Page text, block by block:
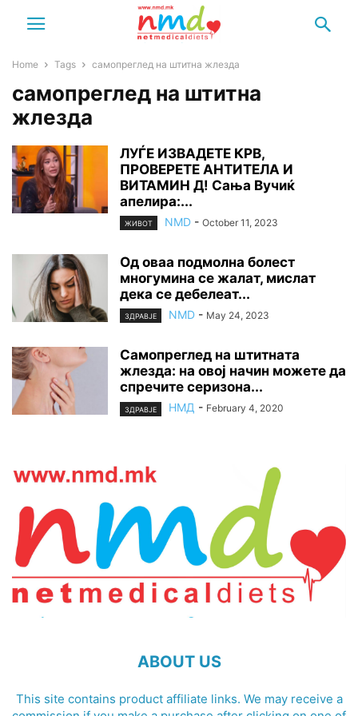
Home Tags самопреглед на штитна жлезда
самопреглед на штитна
жлезда
ЛУЃЕ ИЗВАДЕТЕ КРВ,
ПРОВЕРЕТЕ АНТИТЕЛА И
ВИТАМИН Д! Сања Вучиќ
апелира:...
ЖИВОТ NMD - October 11, 2023
Од оваа подмолна болест
многумина се жалат, мислат
дека се дебелеат...
ЗДРАВЈЕ NMD - May 24, 2023
Самопреглед на штитната
жлезда: на овој начин можете да
спречите серизона...
ЗДРАВЈЕ НМД - February 4, 2020
ABOUT US
This site contains product affiliate links. We may receive a